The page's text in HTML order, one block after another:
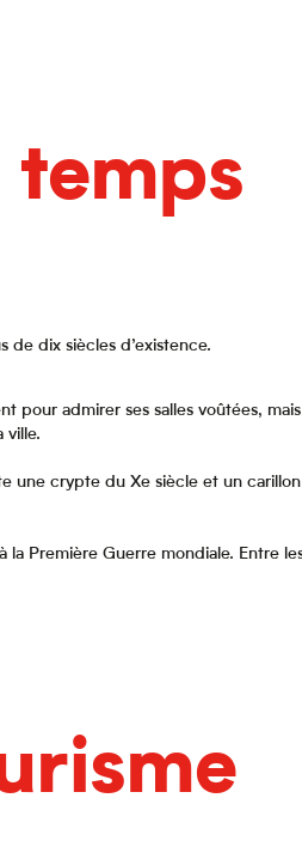
temps
de dix siècles d’existence.
pour admirer ses salles voûtées,
ville.
une crypte du Xe siècle et un
Première Guerre mondiale. Entre